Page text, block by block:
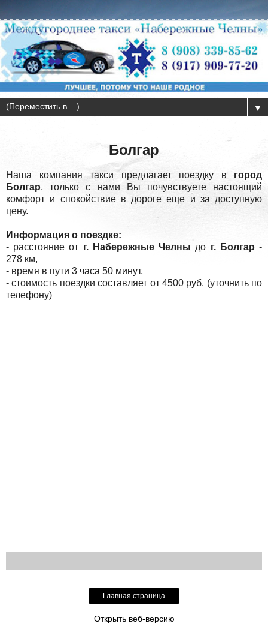
▼
Болгар
Наша компания такси предлагает поездку в город
Болгар, только с нами Вы почувствуете настоящий
комфорт и спокойствие в дороге еще и за доступную
цену.
Информация о поездке:
- расстояние от г. Набережные Челны до г. Болгар -
278 км,
- время в пути 3 часа 50 минут,
- стоимость поездки составляет от 4500 руб. (уточнить по
телефону)
Главная страница
Открыть веб-версию